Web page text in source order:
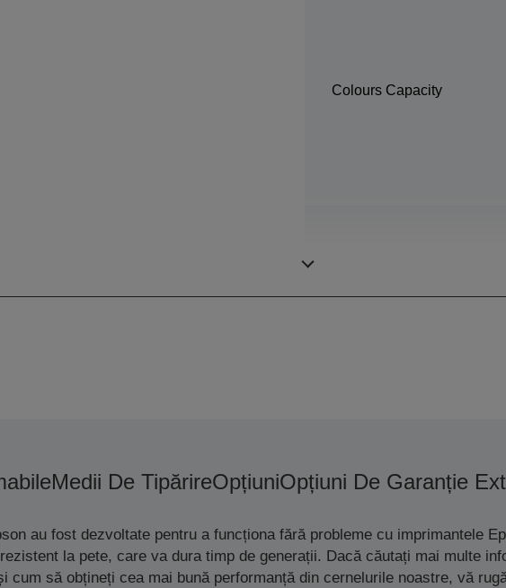
Colours Capacity
Medii De TipărireOpțiuniOpțiuni De Garanție
au fost dezvoltate pentru a funcționa fără probleme cu imprimantele
la pete, care va dura timp de generații. Dacă căutați mai multe
cum să obțineți cea mai bună performanță din cernelurile noastre, vă